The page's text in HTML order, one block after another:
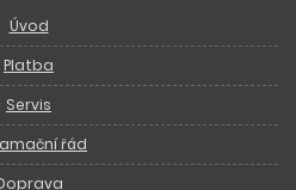
Úvod
Platba
Servis
řád